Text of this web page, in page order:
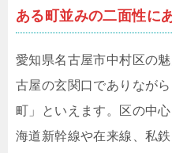
ある町並みの二面性に
愛知県名古屋市中村区の
古屋の玄関口でありなが
町」といえます。区の中
海道新幹線や在来線、私